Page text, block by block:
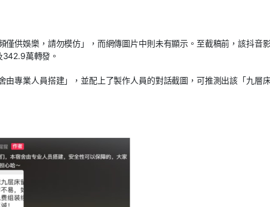
供娛樂，請勿模仿」，而網傳圖片中則未有顯示。至截稿前，該抖音
萬轉發。
專業人員搭建」，並配上了製作人員的對話截圖，可推測出該「九層